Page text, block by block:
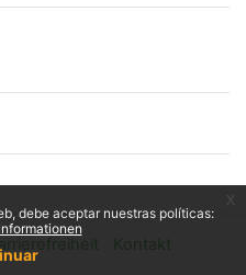
debe aceptar nuestras políticas:
Kontakt